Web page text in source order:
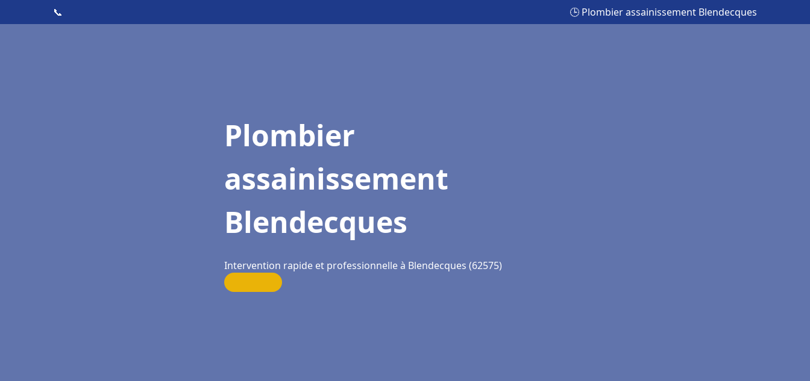
📞 🕒 Plombier assainissement Blendecques
Plombier
assainissement
Blendecques
Intervention rapide et professionnelle à Blendecques (62575)